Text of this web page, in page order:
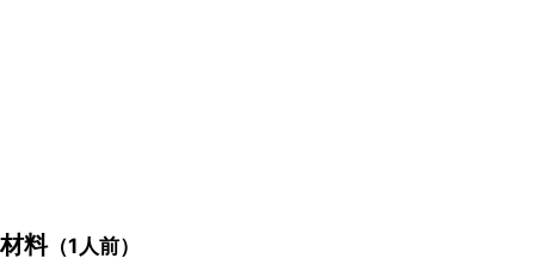
材料（1人前）